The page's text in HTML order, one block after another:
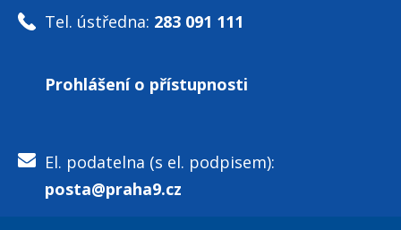
Tel. ústředna: 283 091 111
Prohlášení o přístupnosti
El. podatelna (s el. podpisem):
posta@praha9.cz